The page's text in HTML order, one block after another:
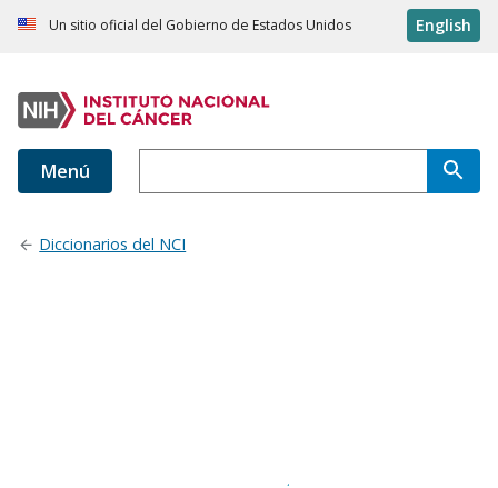
Un sitio oficial del Gobierno de Estados Unidos English
Menú
Diccionarios del NCI